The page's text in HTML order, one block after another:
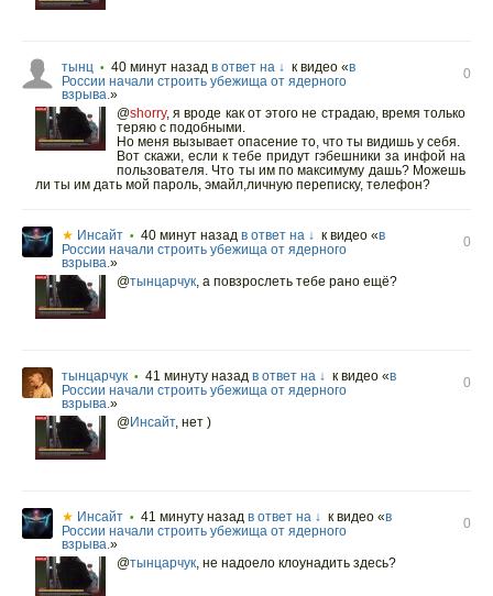
тынц • 40 минут назад в ответ на ↓ к видео «в
России начали строить убежища от ядерного
взрыва.»
0
@shorry, я вроде как от этого не страдаю, время только
теряю с подобными.
Но меня вызывает опасение то, что ты видишь у себя.
Вот скажи, если к тебе придут гэбешники за инфой на
пользователя. Что ты им по максимуму дашь? Можешь
ли ты им дать мой пароль, эмайл,личную переписку, телефон?
★ Инсайт • 40 минут назад в ответ на ↓ к видео «в
России начали строить убежища от ядерного
взрыва.»
0
@тынцарчук, а повзрослеть тебе рано ещё?
тынцарчук • 41 минуту назад в ответ на ↓ к видео «в
России начали строить убежища от ядерного
взрыва.»
0
@Инсайт, нет )
★ Инсайт • 41 минуту назад в ответ на ↓ к видео «в
России начали строить убежища от ядерного
взрыва.»
0
@тынцарчук, не надоело клоунадить здесь?